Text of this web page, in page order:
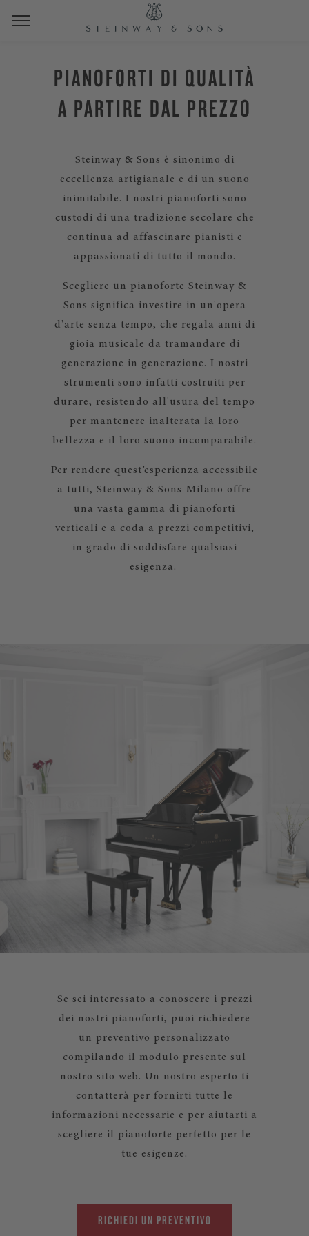
PIANOFORTI DI QUALITÀ
A PARTIRE DAL PREZZO
Steinway & Sons è sinonimo di
eccellenza artigianale e di un suono
inimitabile. I nostri pianoforti sono
custodi di una tradizione secolare che
continua ad affascinare pianisti e
appassionati di tutto il mondo.
Scegliere un pianoforte Steinway &
Sons significa investire in un'opera
d'arte senza tempo, che regala anni di
gioia musicale da tramandare di
generazione in generazione. I nostri
strumenti sono infatti costruiti per
durare, resistendo all'usura del tempo
per mantenere inalterata la loro
bellezza e il loro suono incomparabile.
Per rendere quest’esperienza accessibile
a tutti, Steinway & Sons Milano offre
una vasta gamma di pianoforti
verticali e a coda a prezzi competitivi,
in grado di soddisfare qualsiasi
esigenza.
Se sei interessato a conoscere i prezzi
dei nostri pianoforti, puoi richiedere
un preventivo personalizzato
compilando il modulo presente sul
nostro sito web. Un nostro esperto ti
contatterà per fornirti tutte le
informazioni necessarie e per aiutarti a
scegliere il pianoforte perfetto per le
tue esigenze.
RICHIEDI UN PREVENTIVO